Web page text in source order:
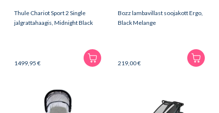
Thule Chariot Sport 2 Single
jalgrattahaagis, Midnight Black
1499,95 €
Bozz lambavillast soojakott Ergo,
Black Melange
219,00€